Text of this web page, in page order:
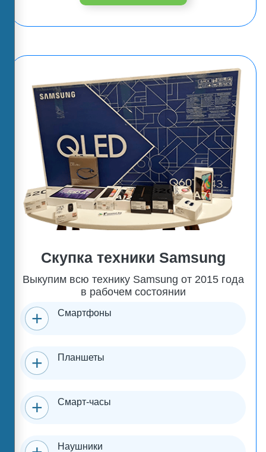
Скупка техники Samsung
Выкупим всю технику Samsung от 2015 года
в рабочем состоянии
Смартфоны
Планшеты
Смарт-часы
Наушники